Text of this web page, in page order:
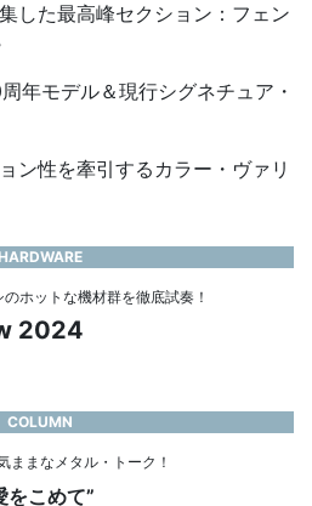
した最高峰セクション：フェン
年モデル＆現行シグネチュア・
ン性を牽引するカラー・ヴァリ
ホットな機材群を徹底試奏！
2024
COLUMN
ままなメタル・トーク！
をこめて”